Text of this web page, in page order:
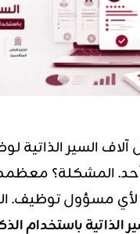
السير الذاتية
أحد. المشكلة؟
مسؤول توظيف.
الذاتية باستخدام